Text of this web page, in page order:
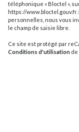
téléphonique « Bloctel »,
https://www.bloctel.gouv.fr.
personnelles, nous vous
le champ de saisie libre.
Ce site est protégé par
Conditions d'utilisation de